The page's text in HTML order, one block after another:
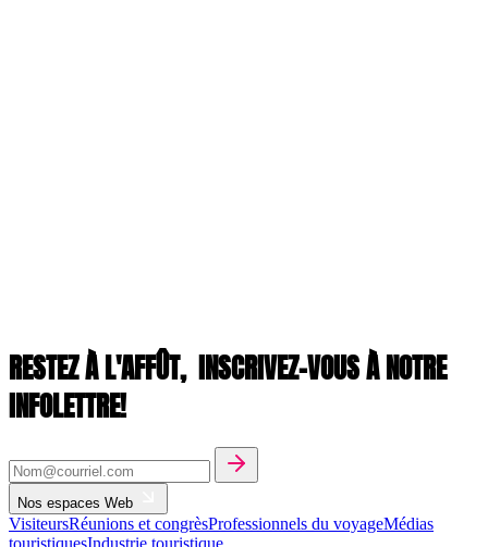
RESTEZ À L'AFFÛT, INSCRIVEZ-VOUS À NOTRE
INFOLETTRE!
Nos espaces Web
VisiteursRéunions et congrèsProfessionnels du voyageMédias